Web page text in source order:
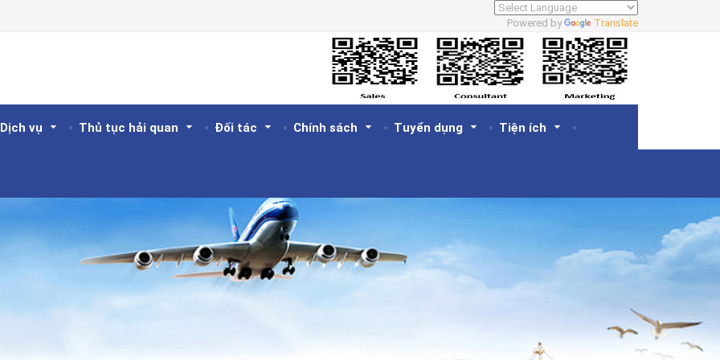
Powered by Translate
Dịch vụ Thủ tục hải quan Đối tác Chính sách Tuyển dụng Tiện ích